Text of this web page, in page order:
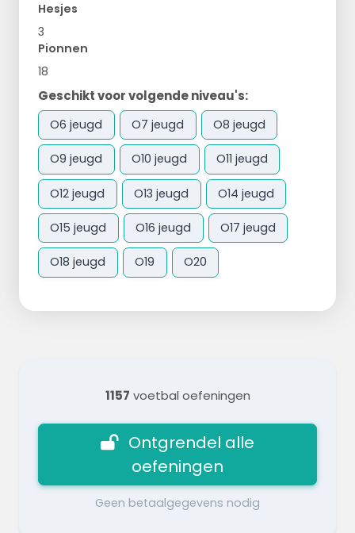
Hesjes
3
Pionnen
18
Geschikt voor volgende niveau's:
O6 jeugd O7 jeugd O8 jeugd
O9 jeugd O10 jeugd O11 jeugd
O12 jeugd O13 jeugd O14 jeugd
O15 jeugd O16 jeugd O17 jeugd
O18 jeugd O19 O20
1157 voetbal oefeningen
Ontgrendel alle
oefeningen
Geen betaalgegevens nodig